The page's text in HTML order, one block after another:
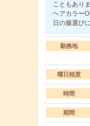
こともあり
ヘアカラー
日の服選び
勤務地
曜日頻度
時間
期間